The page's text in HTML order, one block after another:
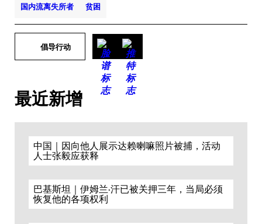
国内流离失所者 贫困
倡导行动
最近新增
中国｜因向他人展示达赖喇嘛照片被捕，活动
人士张毅应获释
巴基斯坦｜伊姆兰·汗已被关押三年，当局必须
恢复他的各项权利